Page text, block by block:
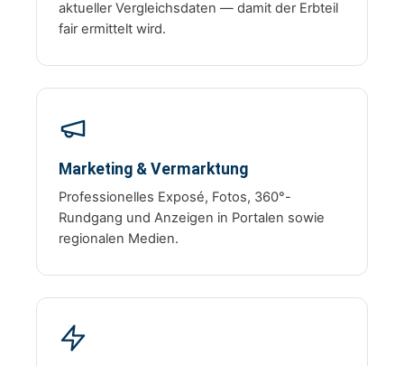
aktueller Vergleichsdaten — damit der Erbteil
fair ermittelt wird.
Marketing & Vermarktung
Professionelles Exposé, Fotos, 360°-
Rundgang und Anzeigen in Portalen sowie
regionalen Medien.